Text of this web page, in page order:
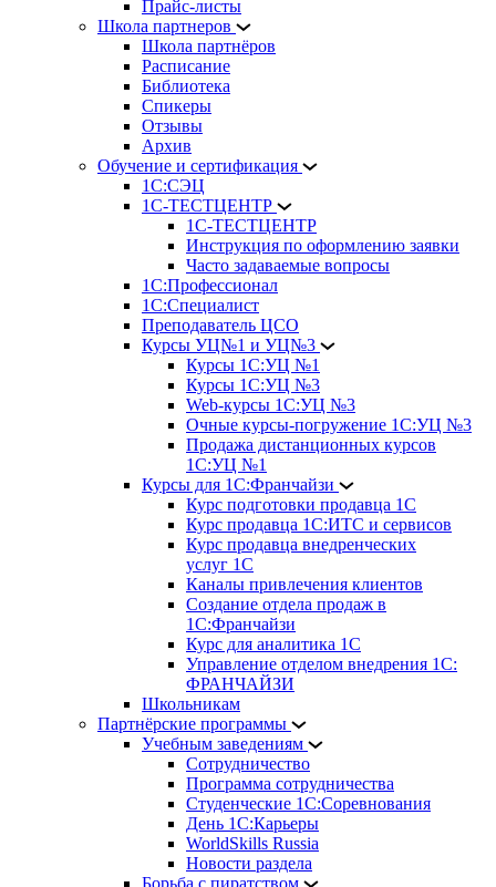
Прайс-листы
Школа партнеров
Школа партнёров
Расписание
Библиотека
Спикеры
Отзывы
Архив
Обучение и сертификация
1С:СЭЦ
1С-ТЕСТЦЕНТР
1С-ТЕСТЦЕНТР
Инструкция по оформлению заявки
Часто задаваемые вопросы
1С:Профессионал
1С:Специалист
Преподаватель ЦСО
Курсы УЦ№1 и УЦ№3
Курсы 1С:УЦ №1
Курсы 1С:УЦ №3
Web-курсы 1С:УЦ №3
Очные курсы-погружение 1С:УЦ №3
Продажа дистанционных курсов
1С:УЦ №1
Курсы для 1С:Франчайзи
Курс подготовки продавца 1С
Курс продавца 1С:ИТС и сервисов
Курс продавца внедренческих
услуг 1С
Каналы привлечения клиентов
Создание отдела продаж в
1С:Франчайзи
Курс для аналитика 1С
Управление отделом внедрения 1С:
ФРАНЧАЙЗИ
Школьникам
Партнёрские программы
Учебным заведениям
Сотрудничество
Программа сотрудничества
Студенческие 1С:Соревнования
День 1С:Карьеры
WorldSkills Russia
Новости раздела
Борьба с пиратством